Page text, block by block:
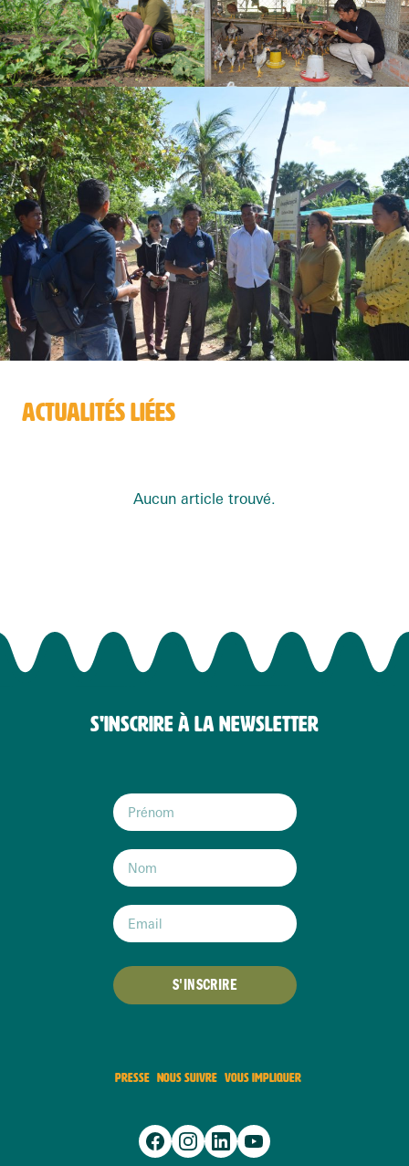
ACTUALITÉS LIÉES
Aucun article trouvé.
S'INSCRIRE À LA NEWSLETTER
S'INSCRIRE
PRESSE NOUS SUIVRE VOUS IMPLIQUER